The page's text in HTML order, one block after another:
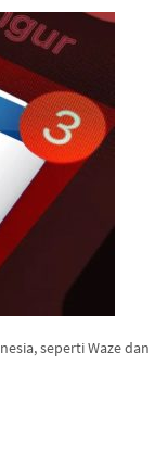
seperti Waze dan